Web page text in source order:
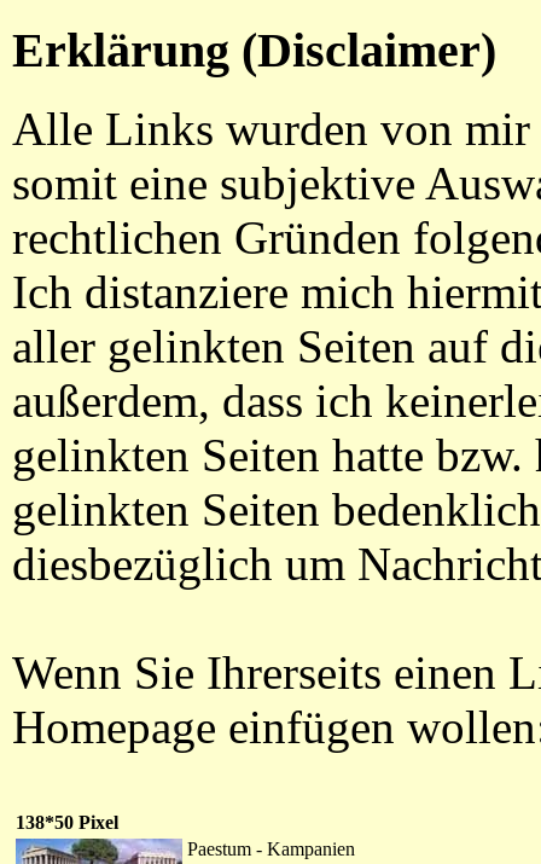
Erklärung (Disclaimer)
Alle Links wurden von mir
somit eine subjektive
rechtlichen Gründen
Ich distanziere mich
aller gelinkten Seiten auf
außerdem, dass ich
gelinkten Seiten hatte
gelinkten Seiten
diesbezüglich um
Wenn Sie Ihrerseits einen
Homepage einfügen
138*50 Pixel
Paestum - Kampanien